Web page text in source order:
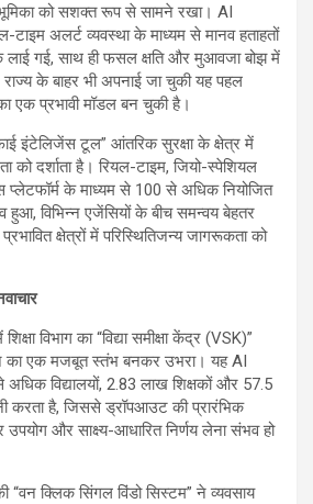
को सशक्त रूप से सामने रखा। AI
अलर्ट व्यवस्था के माध्यम से मानव हताहतों
गई, साथ ही फसल क्षति और मुआवजा बोझ में
के बाहर भी अपनाई जा चुकी यह पहल
एक प्रभावी मॉडल बन चुकी है।
इंटेलिजेंस टूल” आंतरिक सुरक्षा के क्षेत्र में
को दर्शाता है। रियल-टाइम, जियो-स्पेशियल
प्लेटफॉर्म के माध्यम से 100 से अधिक नियोजित
हुआ, विभिन्न एजेंसियों के बीच समन्वय बेहतर
क्षेत्रों में परिस्थितिजन्य जागरूकता को
विभाग का “विद्या समीक्षा केंद्र (VSK)”
का एक मजबूत स्तंभ बनकर उभरा। यह AI
अधिक विद्यालयों, 2.83 लाख शिक्षकों और 57.5
करता है, जिससे ड्रॉपआउट की प्रारंभिक
और साक्ष्य-आधारित निर्णय लेना संभव हो
“वन क्लिक सिंगल विंडो सिस्टम” ने व्यवसाय